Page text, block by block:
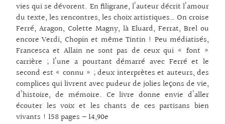
vies qui se dévorent. En filigrane, l’auteur décrit l’amour
du texte, les rencontres, les choix artistiques… On croise
Ferré, Aragon, Colette Magny, là Eluard, Ferrat, Brel ou
encore Verdi, Chopin et même Tintin ! Peu médiatisés,
Francesca et Allain ne sont pas de ceux qui « font »
carrière ; l’une a pourtant démarré avec Ferré et le
second est « connu » ; deux interprètes et auteurs, des
complices qui livrent avec pudeur de jolies leçons de vie,
d’histoire, de mémoire. Ce livre donne envie d’aller
écouter les voix et les chants de ces partisans bien
vivants ! 158 pages – 14,90e